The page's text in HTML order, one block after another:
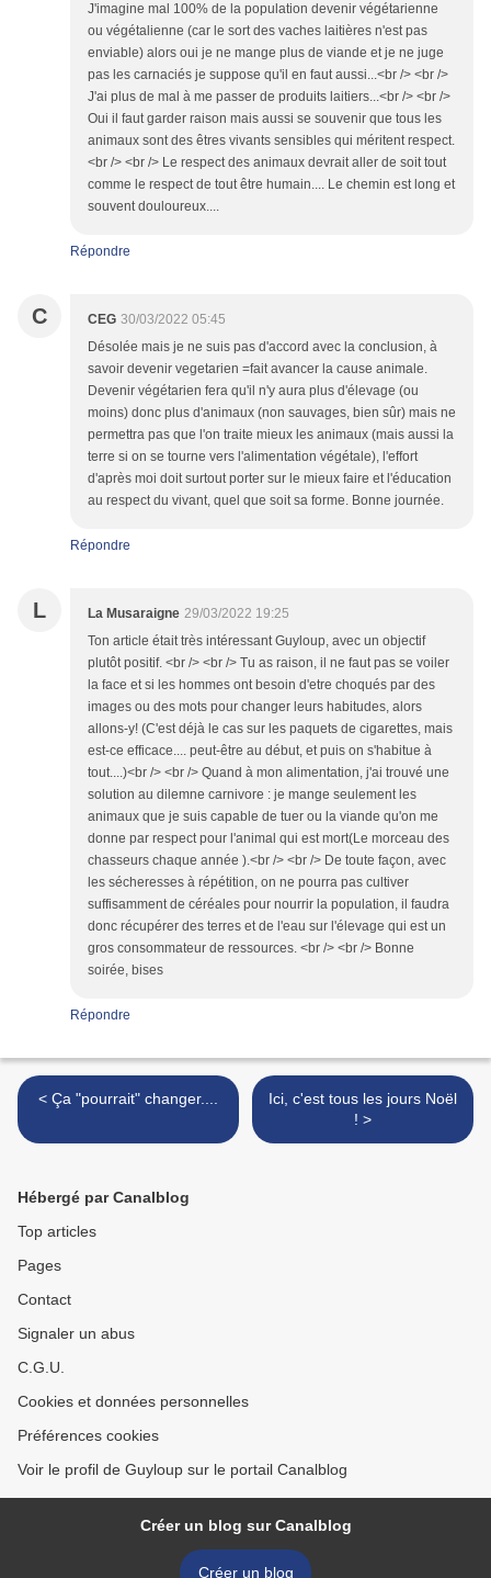
J'imagine mal 100% de la population devenir végétarienne
ou végétalienne (car le sort des vaches laitières n'est pas
enviable) alors oui je ne mange plus de viande et je ne juge
pas les carnaciés je suppose qu'il en faut aussi...<br /> <br />
J'ai plus de mal à me passer de produits laitiers...<br /> <br />
Oui il faut garder raison mais aussi se souvenir que tous les
animaux sont des êtres vivants sensibles qui méritent respect.
<br /> <br /> Le respect des animaux devrait aller de soit tout
comme le respect de tout être humain.... Le chemin est long et
souvent douloureux....
Répondre
C CEG 30/03/2022 05:45
Désolée mais je ne suis pas d'accord avec la conclusion, à
savoir devenir vegetarien =fait avancer la cause animale.
Devenir végétarien fera qu'il n'y aura plus d'élevage (ou
moins) donc plus d'animaux (non sauvages, bien sûr) mais ne
permettra pas que l'on traite mieux les animaux (mais aussi la
terre si on se tourne vers l'alimentation végétale), l'effort
d'après moi doit surtout porter sur le mieux faire et l'éducation
au respect du vivant, quel que soit sa forme. Bonne journée.
Répondre
L La Musaraigne 29/03/2022 19:25
Ton article était très intéressant Guyloup, avec un objectif
plutôt positif. <br /> <br /> Tu as raison, il ne faut pas se voiler
la face et si les hommes ont besoin d'etre choqués par des
images ou des mots pour changer leurs habitudes, alors
allons-y! (C'est déjà le cas sur les paquets de cigarettes, mais
est-ce efficace.... peut-être au début, et puis on s'habitue à
tout....)<br /> <br /> Quand à mon alimentation, j'ai trouvé une
solution au dilemne carnivore : je mange seulement les
animaux que je suis capable de tuer ou la viande qu'on me
donne par respect pour l'animal qui est mort(Le morceau des
chasseurs chaque année ).<br /> <br /> De toute façon, avec
les sécheresses à répétition, on ne pourra pas cultiver
suffisamment de céréales pour nourrir la population, il faudra
donc récupérer des terres et de l'eau sur l'élevage qui est un
gros consommateur de ressources. <br /> <br /> Bonne
soirée, bises
Répondre
< Ça "pourrait" changer....
Ici, c'est tous les jours Noël
! >
Hébergé par Canalblog
Top articles
Pages
Contact
Signaler un abus
C.G.U.
Cookies et données personnelles
Préférences cookies
Voir le profil de Guyloup sur le portail Canalblog
Créer un blog sur Canalblog
Créer un blog